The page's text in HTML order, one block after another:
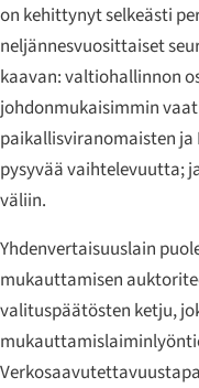
on kehittynyt selkeästi
neljännesvuosittaiset
kaavan: valtiohallinnon
johdonmukaisimmin
paikallisviranomaisten
pysyvää vaihtelevuutta;
väliin.
Yhdenvertaisuuslain
mukauttamisen
valituspäätösten ketju,